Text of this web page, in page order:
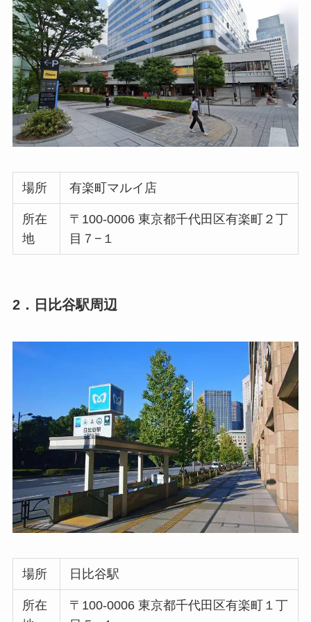
場所 有楽町マルイ店
所在
地
〒100-0006 東京都千代田区有楽町２丁
目７−１
2．日比谷駅周辺
場所 日比谷駅
所在
〒100-0006 東京都千代田区有楽町１丁